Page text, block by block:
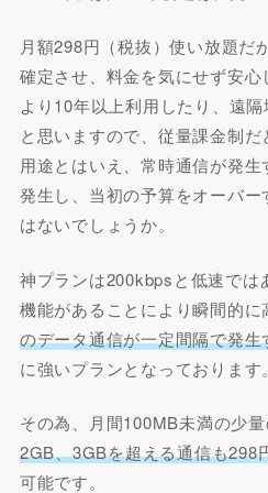
月額298円（税抜）使い放題だ
確定させ、料金を気にせず安
より10年以上利用したり、遠
と思いますので、従量課金制
用途とはいえ、常時通信が発
発生し、当初の予算をオーバ
はないでしょうか。
神プランは200kbpsと低速では
機能があることにより瞬間的
のデータ通信が一定間隔で発生
に強いプランとなっております。
その為、月間100MB未満の少
2GB、3GBを超える通信も298
可能です。